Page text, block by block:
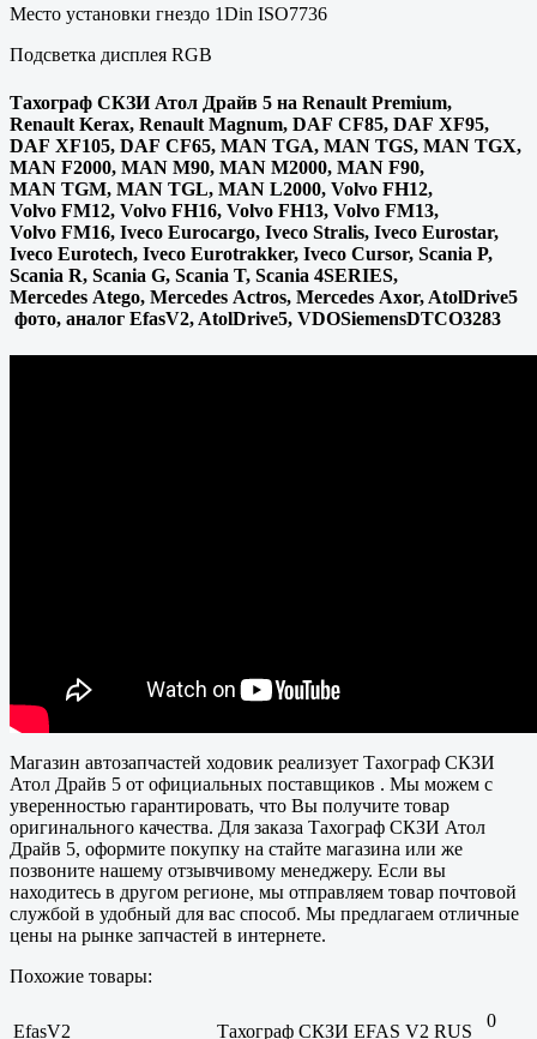
Место установки гнездо 1Din ISO7736
Подсветка дисплея RGB
Тахограф СКЗИ Атол Драйв 5 на Renault Premium,
Renault Kerax, Renault Magnum, DAF CF85, DAF XF95,
DAF XF105, DAF CF65, MAN TGA, MAN TGS, MAN TGX,
MAN F2000, MAN M90, MAN M2000, MAN F90,
MAN TGM, MAN TGL, MAN L2000, Volvo FH12,
Volvo FM12, Volvo FH16, Volvo FH13, Volvo FM13,
Volvo FM16, Iveco Eurocargo, Iveco Stralis, Iveco Eurostar,
Iveco Eurotech, Iveco Eurotrakker, Iveco Cursor, Scania P,
Scania R, Scania G, Scania T, Scania 4SERIES,
Mercedes Atego, Mercedes Actros, Mercedes Axor, AtolDrive5
фото, аналог EfasV2, AtolDrive5, VDOSiemensDTCO3283
Магазин автозапчастей ходовик реализует Тахограф СКЗИ
Атол Драйв 5 от официальных поставщиков . Мы можем с
уверенностью гарантировать, что Вы получите товар
оригинального качества. Для заказа Тахограф СКЗИ Атол
Драйв 5, оформите покупку на стайте магазина или же
позвоните нашему отзывчивому менеджеру. Если вы
находитесь в другом регионе, мы отправляем товар почтовой
службой в удобный для вас способ. Мы предлагаем отличные
цены на рынке запчастей в интернете.
Похожие товары:
EfasV2 Тахограф СКЗИ EFAS V2 RUS
0